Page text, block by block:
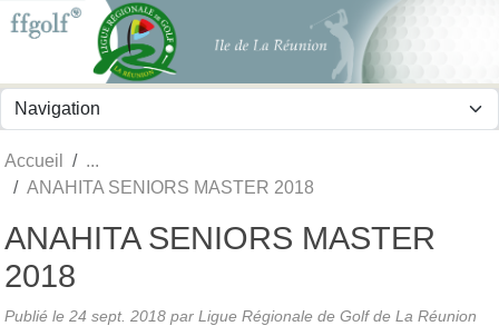
Accueil
ANAHITA SENIORS MASTER 2018
ANAHITA SENIORS MASTER
2018
Publié le 24 sept. 2018 par Ligue Régionale de Golf de La Réunion
Panneau de gestion des cookies